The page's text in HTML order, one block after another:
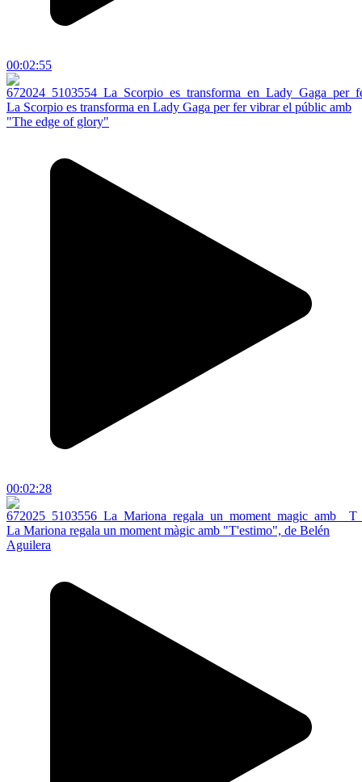
00:02:55
La Scorpio es transforma en Lady Gaga per fer vibrar el públic amb
"The edge of glory"
00:02:28
La Mariona regala un moment màgic amb "T'estimo", de Belén
Aguilera